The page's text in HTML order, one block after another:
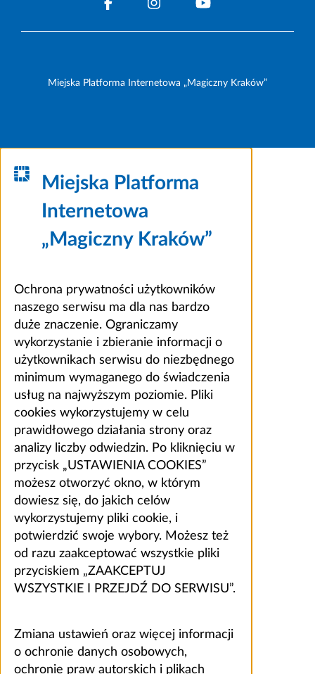
Miejska Platforma Internetowa „Magiczny Kraków”
Miejska Platforma
Internetowa
„Magiczny Kraków”
Ochrona prywatności użytkowników
naszego serwisu ma dla nas bardzo
duże znaczenie. Ograniczamy
wykorzystanie i zbieranie informacji o
użytkownikach serwisu do niezbędnego
minimum wymaganego do świadczenia
usług na najwyższym poziomie. Pliki
cookies wykorzystujemy w celu
prawidłowego działania strony oraz
analizy liczby odwiedzin. Po kliknięciu w
przycisk „USTAWIENIA COOKIES”
możesz otworzyć okno, w którym
dowiesz się, do jakich celów
wykorzystujemy pliki cookie, i
potwierdzić swoje wybory. Możesz też
od razu zaakceptować wszystkie pliki
przyciskiem „ZAAKCEPTUJ
WSZYSTKIE I PRZEJDŹ DO SERWISU”.
Zmiana ustawień oraz więcej informacji
o ochronie danych osobowych,
ochronie praw autorskich i plikach